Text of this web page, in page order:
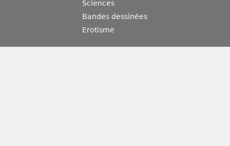
Sciences
Bandes dessinées
Erotisme